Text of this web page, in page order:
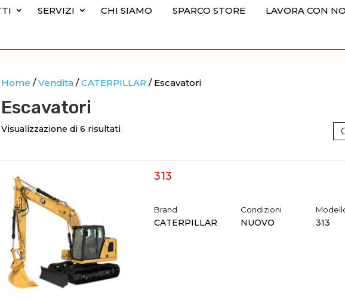
SERVIZI CHI SIAMO SPARCO STORE LAVORA CON
Home /Vendita/CATERPILLAR / Escavatori
Escavatori
Visualizzazione di 6 risultati
313
Brand
CATERPILLAR
Condizioni
NUOVO 313